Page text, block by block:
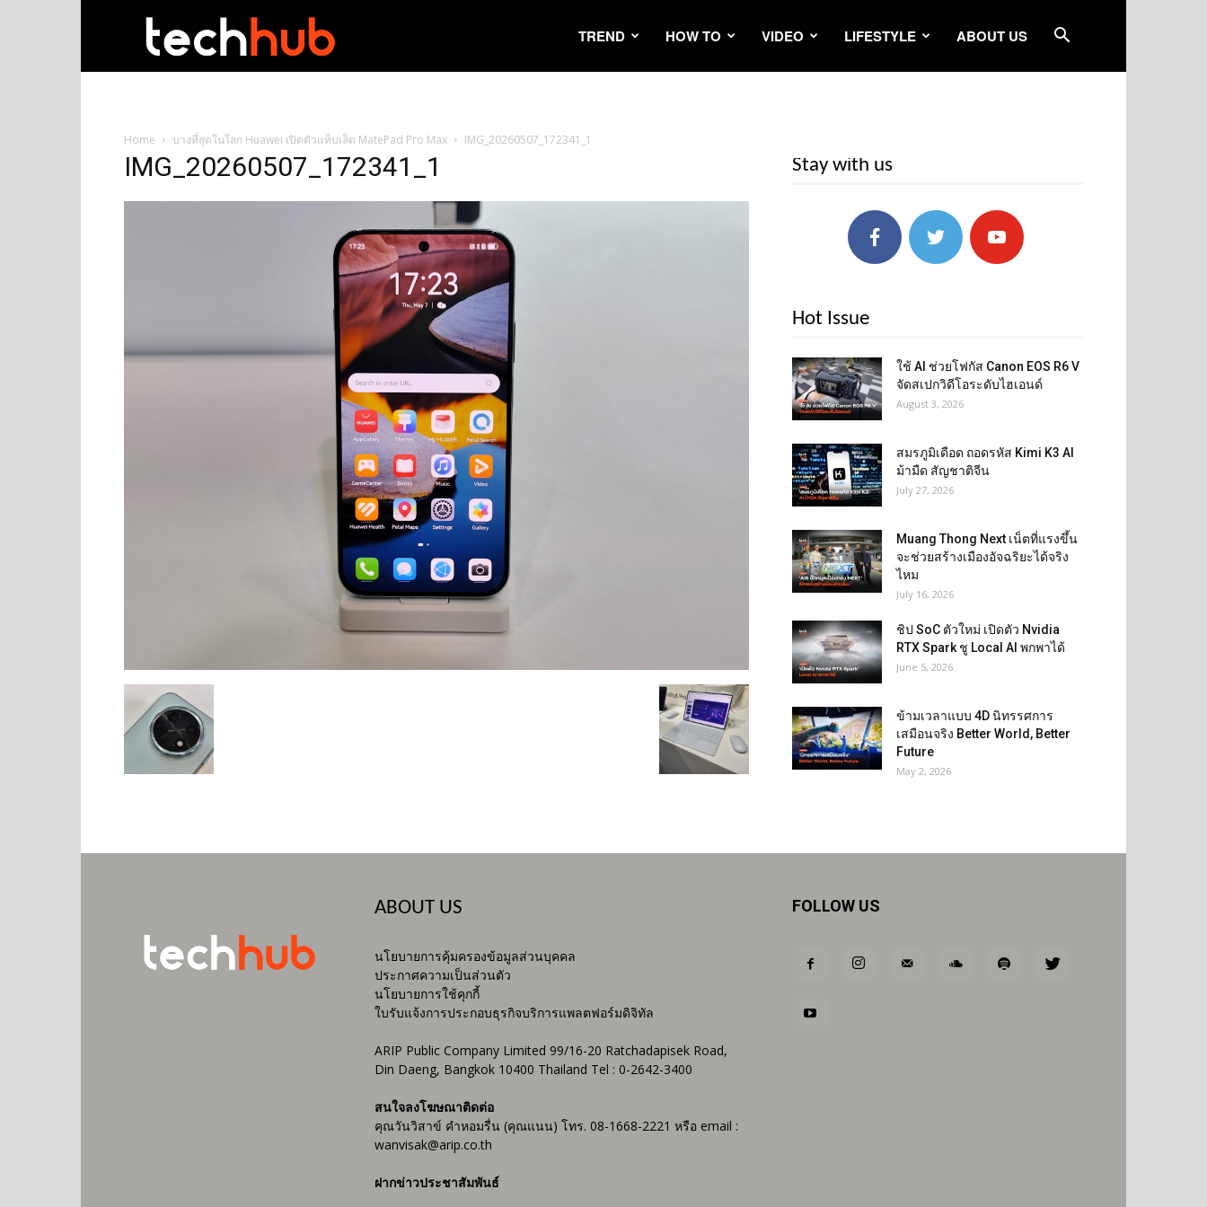
TREND HOW TO VIDEO LIFESTYLE ABOUT US
Home บางที่สุดในโลก Huawei เปิดตัวแท็บเล็ต MatePad Pro Max IMG_20260507_172341_1
IMG_20260507_172341_1 Stay with us
Hot Issue
ใช้ AI ช่วยโฟกัส Canon EOS R6 V
จัดสเปกวิดีโอระดับไฮเอนด์
August 3, 2026
สมรภูมิเดือด ถอดรหัส Kimi K3 AI
ม้ามืด สัญชาติจีน
July 27, 2026
Muang Thong Next เน็ตที่แรงขึ้น
จะช่วยสร้างเมืองอัจฉริยะได้จริง
ไหม
July 16, 2026
ชิป SoC ตัวใหม่ เปิดตัว Nvidia
RTX Spark ชู Local AI พกพาได้
June 5, 2026
ข้ามเวลาแบบ 4D นิทรรศการ
เสมือนจริง Better World, Better
Future
May 2, 2026
ABOUT US
นโยบายการคุ้มครองข้อมูลส่วนบุคคล
ประกาศความเป็นส่วนตัว
นโยบายการใช้คุกกี้
ใบรับแจ้งการประกอบธุรกิจบริการแพลตฟอร์มดิจิทัล
ARIP Public Company Limited 99/16-20 Ratchadapisek Road,
Din Daeng, Bangkok 10400 Thailand Tel : 0-2642-3400
สนใจลงโฆษณาติดต่อ
คุณวันวิสาข์ คำหอมรื่น (คุณแนน) โทร. 08-1668-2221 หรือ email :
wanvisak@arip.co.th
ฝากข่าวประชาสัมพันธ์
FOLLOW US